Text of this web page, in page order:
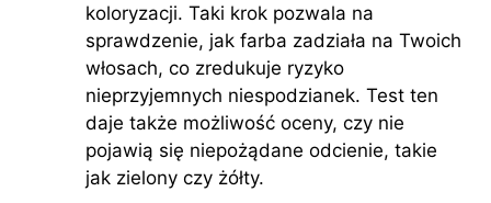
koloryzacji. Taki krok pozwala na
sprawdzenie, jak farba zadziała na Twoich
włosach, co zredukuje ryzyko
nieprzyjemnych niespodzianek. Test ten
daje także możliwość oceny, czy nie
pojawią się niepożądane odcienie, takie
jak zielony czy żółty.